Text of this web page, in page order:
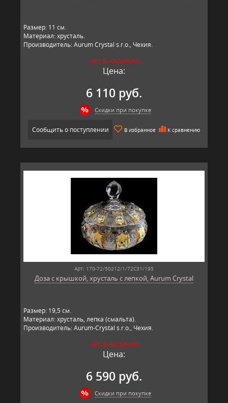
Размер: 11 см.
Материал: хрусталь.
Производитель: Aurum Crystal s.r.o., Чехия.
НЕТ В НАЛИЧИИ
Цена:
6 110 руб.
Скидки при покупке
Сообщить о поступлении В избранное К сравнению
Арт: 170-72/50212/1/72C31/195
Доза с крышкой, хрусталь с лепкой, Aurum Crystal
Размер: 19,5 см.
Материал: хрусталь, лепка (смальта).
Производитель: Aurum-Crystal s.r.o., Чехия.
НЕТ В НАЛИЧИИ
Цена:
6 590 руб.
Скидки при покупке